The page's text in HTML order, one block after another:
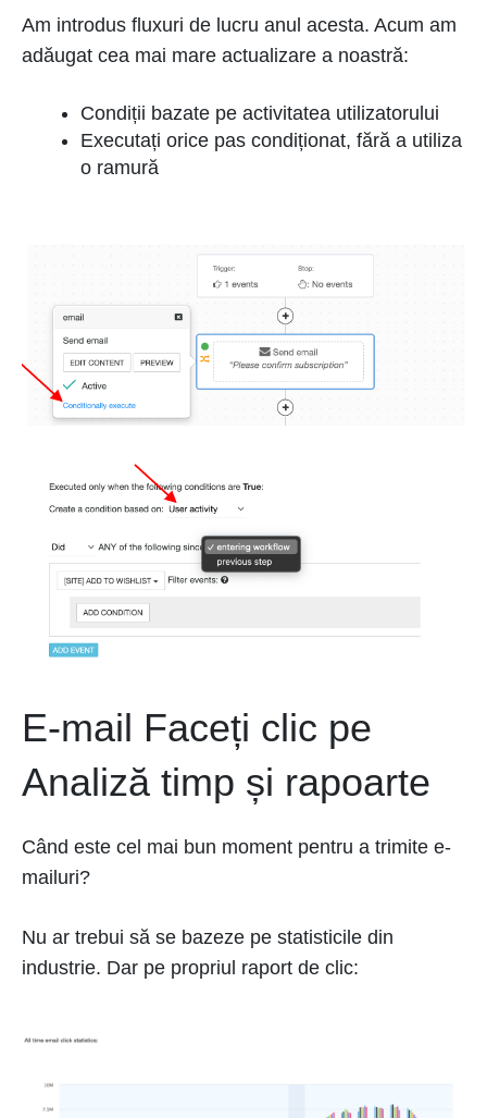
Am introdus fluxuri de lucru anul acesta. Acum am
adăugat cea mai mare actualizare a noastră:
Condiții bazate pe activitatea utilizatorului
Executați orice pas condiționat, fără a utiliza
o ramură
E-mail Faceți clic pe
Analiză timp și rapoarte
Când este cel mai bun moment pentru a trimite e-
mailuri?
Nu ar trebui să se bazeze pe statisticile din
industrie. Dar pe propriul raport de clic: